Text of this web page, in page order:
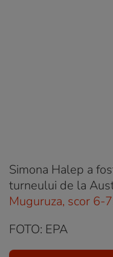
Simona Halep a
turneului de la
Muguruza, scor 6-
FOTO: EPA